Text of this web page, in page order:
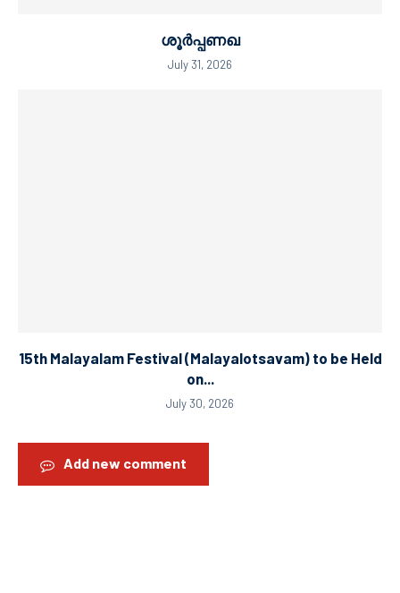
ശൂർപ്പണഖ
July 31, 2026
15th Malayalam Festival (Malayalotsavam) to be Held
on...
July 30, 2026
Add new comment